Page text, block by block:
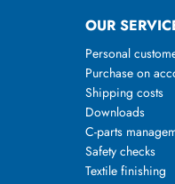
OUR
Personal
Purchase on
Shipping costs
Downloads
C-parts
Safety checks
Textile finishing